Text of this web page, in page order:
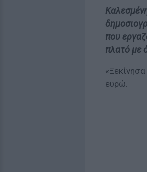
που
πλατό με
ευρώ.